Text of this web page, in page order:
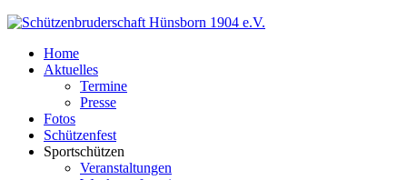
Home
Aktuelles
Termine
Presse
Fotos
Schützenfest
Sportschützen
Veranstaltungen